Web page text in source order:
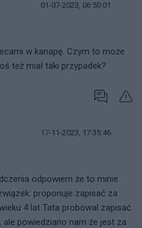
01-07-2023, 06:50:01
w kanapę. Czym to może
też miał taki przypadek?
17-11-2023, 17:35:46
odpowiem że to minie.
proponuje zapisać za
4 lat Tata probowal zapisać
ale powiedziano nam że jest za